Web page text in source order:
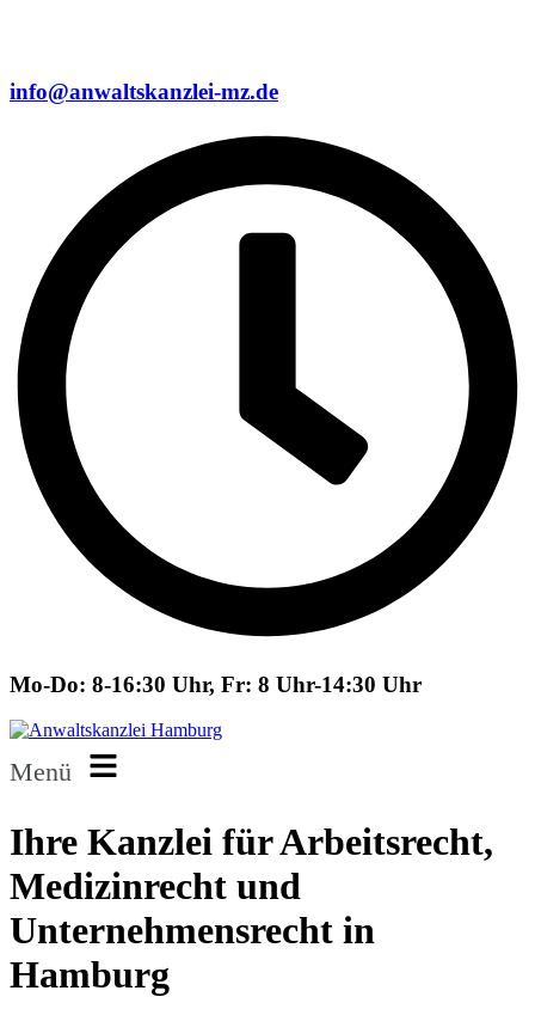
info@anwaltskanzlei-mz.de
Mo-Do: 8-16:30 Uhr, Fr: 8 Uhr-14:30 Uhr
Menü
Ihre Kanzlei für Arbeitsrecht,
Medizinrecht und
Unternehmensrecht in
Hamburg